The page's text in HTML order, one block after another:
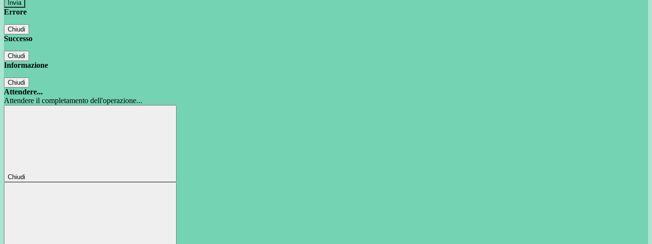
Errore
Chiudi
Successo
Chiudi
Informazione
Chiudi
Attendere...
Attendere il completamento dell'operazione...
Chiudi